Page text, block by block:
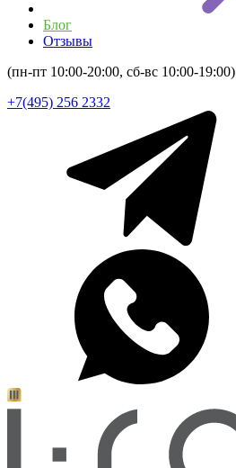
Блог
Отзывы
(пн-пт 10:00-20:00, сб-вс 10:00-19:00)
+7(495) 256 2332